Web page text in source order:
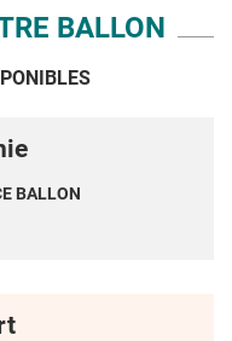
BALLON
BALLON